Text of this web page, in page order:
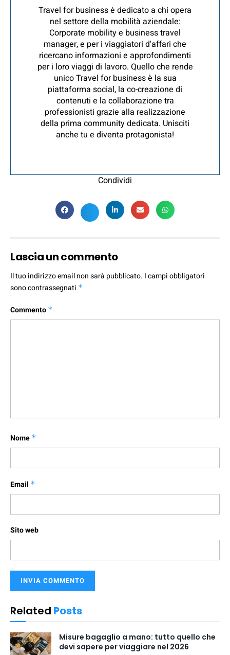
Travel for business è dedicato a chi opera
nel settore della mobilità aziendale:
Corporate mobility e business travel
manager, e per i viaggiatori d'affari che
ricercano informazioni e approfondimenti
per i loro viaggi di lavoro. Quello che rende
unico Travel for business è la sua
piattaforma social, la co-creazione di
contenuti e la collaborazione tra
professionisti grazie alla realizzazione
della prima community dedicata. Unisciti
anche tu e diventa protagonista!
Condividi
Lascia un commento
Il tuo indirizzo email non sarà pubblicato. I campi obbligatori
sono contrassegnati *
Commento *
Nome *
Email *
Sito web
Related Posts
Misure bagaglio a mano: tutto quello che
devi sapere per viaggiare nel 2026